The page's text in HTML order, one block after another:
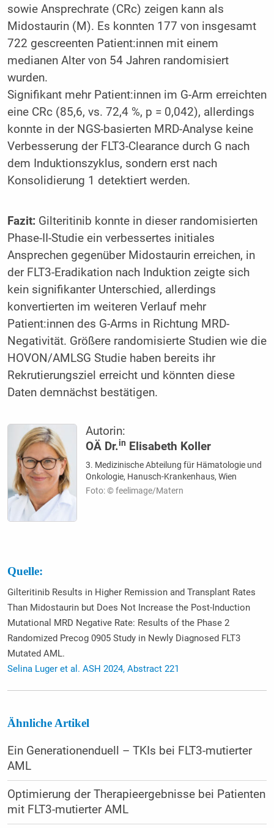
sowie Ansprechrate (CRc) zeigen kann als
Midostaurin (M). Es konnten 177 von insgesamt
722 gescreenten Patient:innen mit einem
medianen Alter von 54 Jahren randomisiert
wurden.
Signifikant mehr Patient:innen im G-Arm erreichten
eine CRc (85,6, vs. 72,4 %, p = 0,042), allerdings
konnte in der NGS-basierten MRD-Analyse keine
Verbesserung der FLT3-Clearance durch G nach
dem Induktionszyklus, sondern erst nach
Konsolidierung 1 detektiert werden.
Fazit: Gilteritinib konnte in dieser randomisierten
Phase-II-Studie ein verbessertes initiales
Ansprechen gegenüber Midostaurin erreichen, in
der FLT3-Eradikation nach Induktion zeigte sich
kein signifikanter Unterschied, allerdings
konvertierten im weiteren Verlauf mehr
Patient:innen des G-Arms in Richtung MRD-
Negativität. Größere randomisierte Studien wie die
HOVON/AMLSG Studie haben bereits ihr
Rekrutierungsziel erreicht und könnten diese
Daten demnächst bestätigen.
Autorin:
OÄ Dr.in Elisabeth Koller
3. Medizinische Abteilung für Hämatologie und
Onkologie, Hanusch-Krankenhaus, Wien
Foto: © feelimage/Matern
Quelle:
Gilteritinib Results in Higher Remission and Transplant Rates
Than Midostaurin but Does Not Increase the Post-Induction
Mutational MRD Negative Rate: Results of the Phase 2
Randomized Precog 0905 Study in Newly Diagnosed FLT3
Mutated AML.
Selina Luger et al. ASH 2024, Abstract 221
Ähnliche Artikel
Ein Generationenduell – TKIs bei FLT3-mutierter
AML
Optimierung der Therapieergebnisse bei Patienten
mit FLT3-mutierter AML